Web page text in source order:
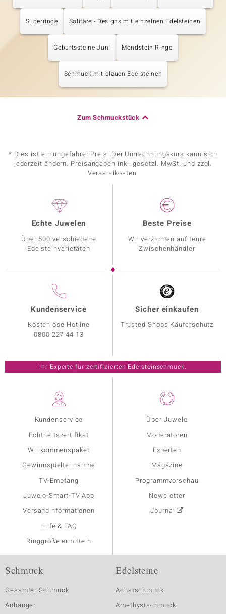
Silberringe Solitäre - Designs mit einzelnen Edelsteinen
Geburtssteine Juni Mondstein Ringe
Schmuck mit blauen Edelsteinen
Zum Schmuckstück
* Dies ist ein ungefährer Preis. Der Umrechnungskurs kann sich
jederzeit ändern. Preisangaben inkl. gesetzl. MwSt. und zzgl.
Versandkosten.
Kundenservice
Echtheitszertifikat
Willkommenspaket
Gewinnspielteilnahme
TV-Empfang
Juwelo-Smart-TV App
Versandinformationen
Hilfe & FAQ
Ringgröße ermitteln
Über Juwelo
Moderatoren
Experten
Magazine
Programmvorschau
Newsletter
Journal
Echte Juwelen
Über 500 verschiedene
Edelsteinvarietäten
Beste Preise
Wir verzichten auf teure
Zwischenhändler
Kundenservice
Kostenlose Hotline
0800 227 44 13
Sicher einkaufen
Trusted Shops Käuferschutz
Ihr Experte für zertifizierten Edelsteinschmuck.
Schmuck
Gesamter Schmuck
Anhänger
Edelsteine
Achatschmuck
Amethystschmuck